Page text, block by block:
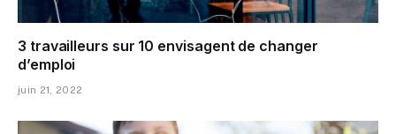
3 travailleurs sur 10 envisagent de changer
d’emploi
juin 21, 2022